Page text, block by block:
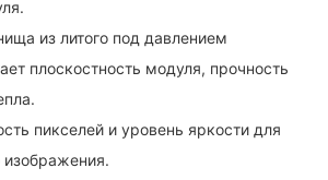
из литого под давлением
плоскостность модуля, прочность
пикселей и уровень яркости для
изображения.